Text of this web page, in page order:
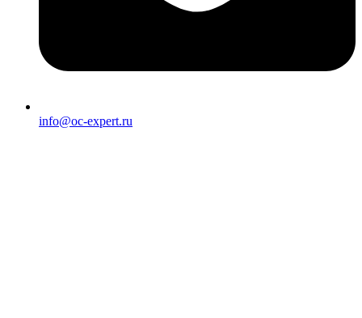
info@oc-expert.ru